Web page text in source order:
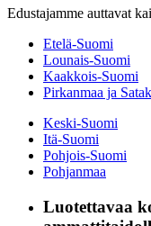
Edustajamme auttavat
Etelä-Suomi
Lounais-Suomi
Kaakkois-Suomi
Pirkanmaa ja
Keski-Suomi
Itä-Suomi
Pohjois-Suomi
Pohjanmaa
Luotettavaa